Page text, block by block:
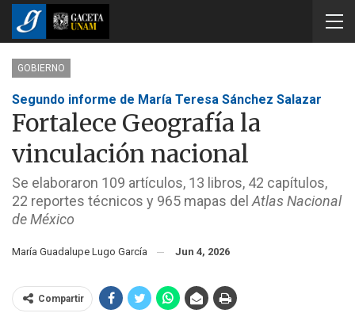
GOBIERNO
Segundo informe de María Teresa Sánchez Salazar
Fortalece Geografía la
vinculación nacional
Se elaboraron 109 artículos, 13 libros, 42 capítulos,
22 reportes técnicos y 965 mapas del Atlas Nacional
de México
María Guadalupe Lugo García Jun 4, 2026
Compartir